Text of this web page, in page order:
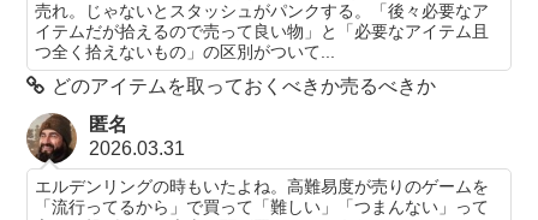
売れ。じゃないとスタッシュがパンクする。「後々必要なア
イテムだが拾えるので売って良い物」と「必要なアイテム且
つ全く拾えないもの」の区別がついて...
どのアイテムを取っておくべきか売るべきか
匿名
2026.03.31
エルデンリングの時もいたよね。高難易度が売りのゲームを
「流行ってるから」で買って「難しい」「つまんない」って